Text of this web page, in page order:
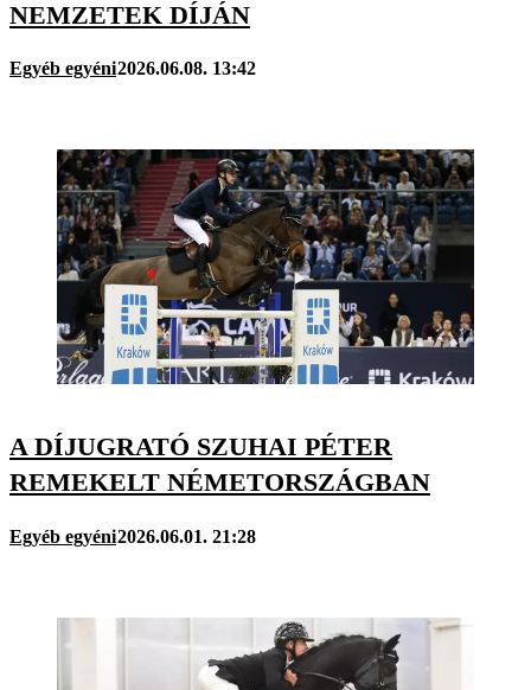
NEMZETEK DÍJÁN
Egyéb egyéni2026.06.08. 13:42
A DÍJUGRATÓ SZUHAI PÉTER
REMEKELT NÉMETORSZÁGBAN
Egyéb egyéni2026.06.01. 21:28